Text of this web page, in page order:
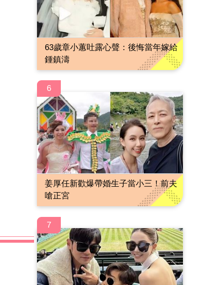
63歲章小蕙吐露心聲：後悔當年嫁給
鍾鎮濤
6
姜厚任新歡爆帶婚生子當小三！前夫
嗆正宮
7